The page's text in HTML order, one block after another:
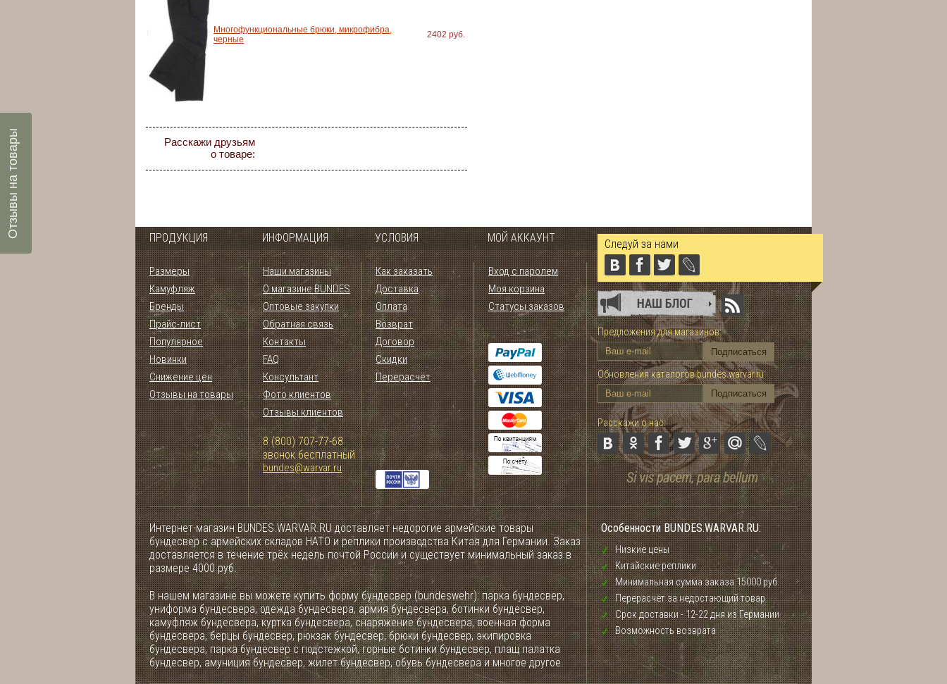
Многофункциональные брюки, микрофибра,
черные
2402 руб.
Расскажи друзьям
о товаре:
ПРОДУКЦИЯ ИНФОРМАЦИЯ УСЛОВИЯ МОЙ АККАУНТ
Размеры
Камуфляж
Бренды
Прайс-лист
Популярное
Новинки
Снижение цен
Отзывы на товары
Наши магазины
О магазине BUNDES
Оптовые закупки
Обратная связь
Контакты
FAQ
Консультант
Фото клиентов
Отзывы клиентов
8 (800) 707-77-68
звонок бесплатный
bundes@warvar.ru
Как заказать
Доставка
Оплата
Возврат
Договор
Скидки
Перерасчёт
Вход с паролем
Моя корзина
Статусы заказов
Следуй за нами
Предложения для магазинов:
Обновления каталогов bundes.warvar.ru
Расскажи о нас:
Интернет-магазин BUNDES.WARVAR.RU доставляет недорогие армейские товары
бундесвер с армейских складов НАТО и реплики производства Китая для Германии. Заказ
доставляется в течение трёх недель почтой России и существует минимальный заказ в
размере 4000 руб.
В нашем магазине вы можете купить форму бундесвер (bundeswehr): парка бундесвер,
униформа бундесвера, одежда бундесвера, армия бундесвера, ботинки бундесвер,
камуфляж бундесвера, куртка бундесвера, снаряжение бундесвера, военная форма
бундесвера, берцы бундесвер, рюкзак бундесвер, брюки бундесвер, экипировка
бундесвера, парка бундесвер с подстежкой, горные ботинки бундесвер, плащ палатка
бундесвер, амуниция бундесвер, жилет бундесвер, обувь бундесвера и многое другое.
Особенности BUNDES.WARVAR.RU:
Низкие цены
Китайские реплики
Минимальная сумма заказа 15000 руб.
Перерасчёт за недостающий товар
Срок доставки - 12-22 дня из Германии
Возможность возврата
Отзывы на товары